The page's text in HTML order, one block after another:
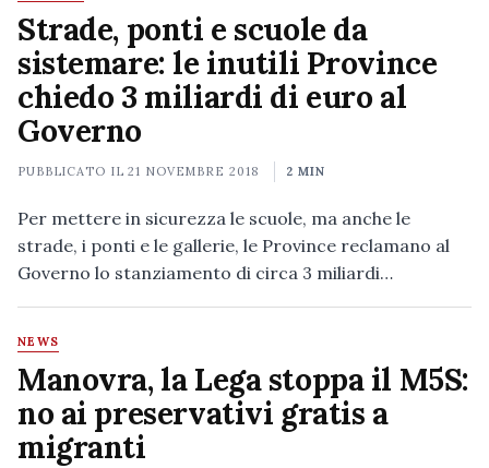
Strade, ponti e scuole da
sistemare: le inutili Province
chiedo 3 miliardi di euro al
Governo
PUBBLICATO IL21 NOVEMBRE 2018 2 MIN
Per mettere in sicurezza le scuole, ma anche le
strade, i ponti e le gallerie, le Province reclamano al
Governo lo stanziamento di circa 3 miliardi…
NEWS
Manovra, la Lega stoppa il M5S:
no ai preservativi gratis a
migranti